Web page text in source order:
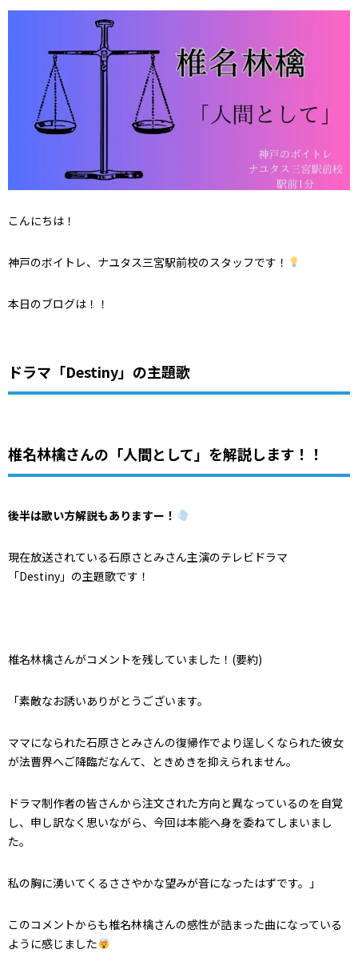
こんにちは！
神戸のボイトレ、ナユタス三宮駅前校のスタッフです！
本日のブログは！！
ドラマ「Destiny」の主題歌
椎名林檎さんの「人間として」を解説します！！
後半は歌い方解説もありますー！
現在放送されている石原さとみさん主演のテレビドラマ
「Destiny」の主題歌です！
椎名林檎さんがコメントを残していました！(要約)
「素敵なお誘いありがとうございます。
ママになられた石原さとみさんの復帰作でより逞しくなられた彼女
が法曹界へご降臨だなんて、ときめきを抑えられません。
ドラマ制作者の皆さんから注文された方向と異なっているのを自覚
し、申し訳なく思いながら、今回は本能へ身を委ねてしまいまし
た。
私の胸に湧いてくるささやかな望みが音になったはずです。」
このコメントからも椎名林檎さんの感性が詰まった曲になっている
ように感じました